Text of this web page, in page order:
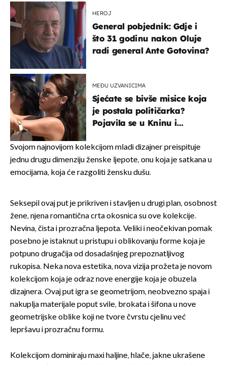
HEROJ
General pobjednik: Gdje i
što 31 godinu nakon Oluje
radi general Ante Gotovina?
MEĐU UZVANICIMA
Sjećate se bivše misice koja
je postala političarka?
Pojavila se u Kninu i
Svojom najnovijom kolekcijom mladi dizajner preispituje
jednu drugu dimenziju ženske ljepote, onu koja je satkana u
emocijama, koja će razgoliti žensku dušu.
Seksepil ovaj put je prikriven i stavljen u drugi plan, osobnost
žene, njena romantična crta okosnica su ove kolekcije.
Nevina, čista i prozračna ljepota. Veliki i neočekivan pomak
posebno je istaknut u pristupu i oblikovanju forme koja je
potpuno drugačija od dosadašnjeg prepoznatljivog
rukopisa. Neka nova estetika, nova vizija prožeta je novom
kolekcijom koja je odraz nove energije koja je obuzela
dizajnera. Ovaj put igra se geometrijom, neobvezno spaja i
nakuplja materijale poput svile, brokata i šifona u nove
geometrijske oblike koji ne tvore čvrstu cjelinu već
lepršavu i prozračnu formu.
Kolekcijom dominiraju maxi haljine, hlače, jakne ukrašene